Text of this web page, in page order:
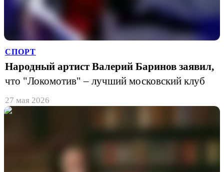
СПОРТ
Народный артист Валерий Баринов заявил,
что "Локомотив" – лучший московский клуб
27 мая 2026